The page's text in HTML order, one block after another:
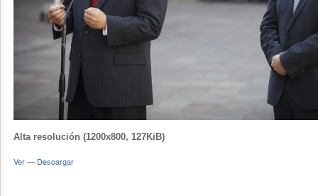
Alta resolución (1200x800, 127KiB)
Ver— Descargar